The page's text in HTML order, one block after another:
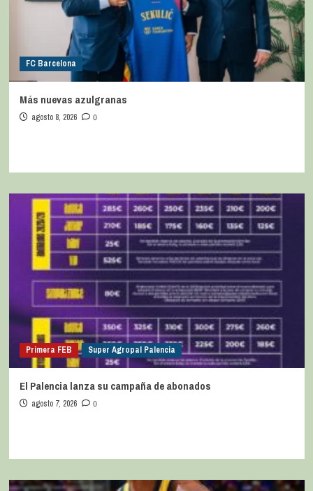
FC Barcelona
Más nuevas azulgranas
agosto 8, 2026 0
Primera FEB Super Agropal Palencia
El Palencia lanza su campaña de abonados
agosto 7, 2026 0